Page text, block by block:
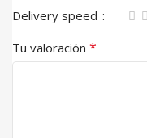
Delivery speed
Tu valoración *